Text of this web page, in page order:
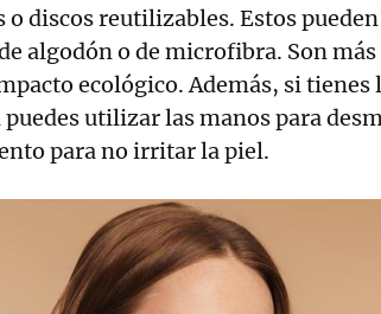
o discos reutilizables. Estos
algodón o de microfibra. Son
ecológico. Además, si tienes
utilizar las manos para
para no irritar la piel.